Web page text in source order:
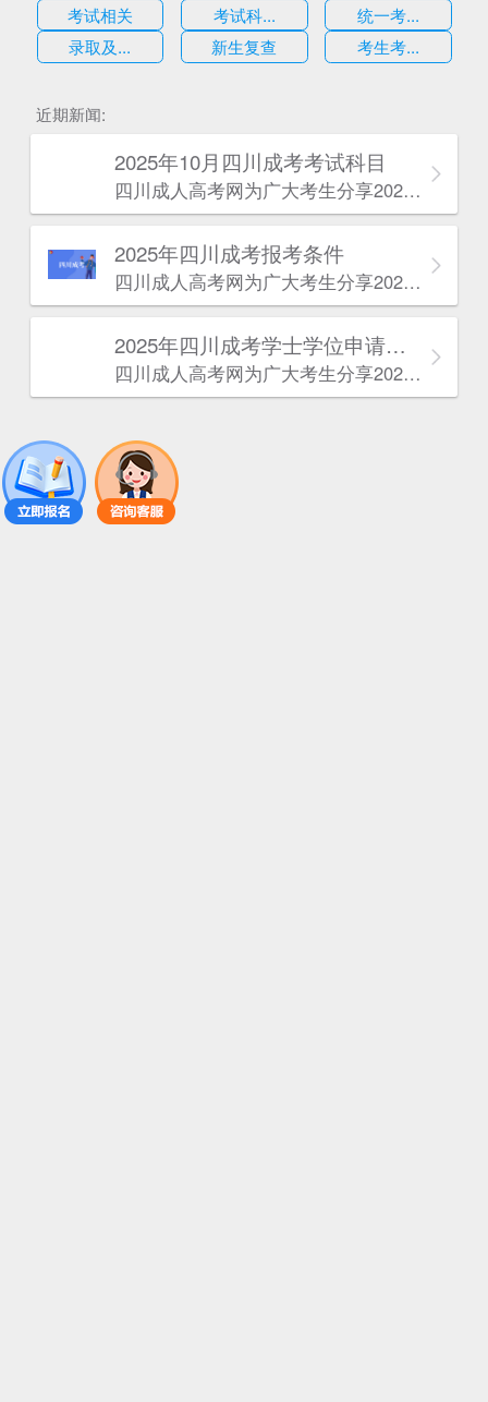
考试相关
考试科...
统一考...
录取及...
新生复查 考生考...
近期新闻:
2025年10月四川成考考试科目
四川成人高考网​为广大考生分享2025年10月四川成考考试科目。为广大在职人员和社会人士提供学历提升的机会。更多四川成考考试信息，欢迎在线访问四川成人高考网。
2025年‌‌‌‌四川成考报考条件
四川成人高考网​为广大考生分享2025年‌‌‌‌四川成考报考条件。为广大在职人员和社会人士提供学历提升的机会。更多四川成考考试信息，欢迎在线访问四川成人高考网。
2025年‌‌‌‌四川成考学士学位申请条件
四川成人高考网​为广大考生分享2025年‌‌‌‌四川成考学士学位申请条件。为广大在职人员和社会人士提供学历提升的机会。更多四川成考考试信息，欢迎在线访问四川成人高考网。